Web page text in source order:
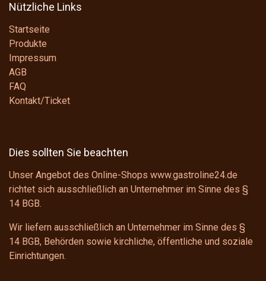
Nützliche Links
Startseite
Produkte
Impressum
AGB
FAQ
Kontakt/Ticket
Dies sollten Sie beachten
Unser Angebot des Online-Shops www.gastroline24.de
richtet sich ausschließlich an Unternehmer im Sinne des §
14 BGB.
Wir liefern ausschließlich an Unternehmer im Sinne des §
14 BGB, Behörden sowie kirchliche, öffentliche und soziale
Einrichtungen.